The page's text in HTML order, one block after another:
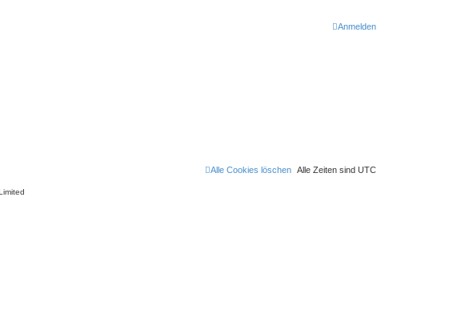
Anmelden
Alle Zeiten sind UTC
Alle Cookies löschen